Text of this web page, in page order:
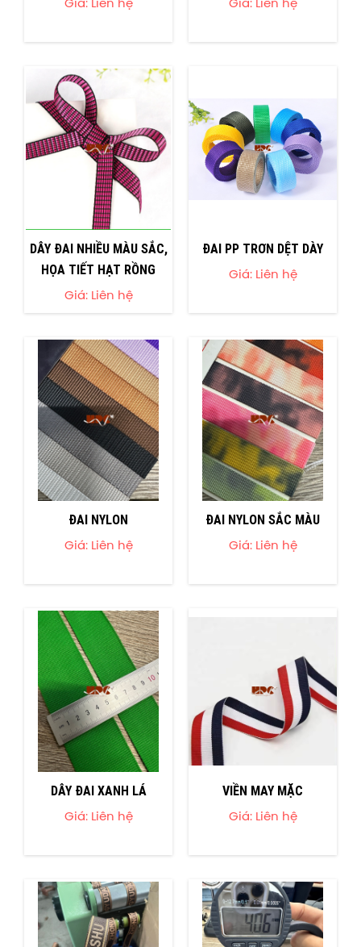
Giá: Liên hệ Giá: Liên hệ
DÂY ĐAI NHIỀU MÀU SẮC,
HỌA TIẾT HẠT RỒNG
Giá: Liên hệ
ĐAI PP TRƠN DỆT DÀY
Giá: Liên hệ
ĐAI NYLON
Giá: Liên hệ
ĐAI NYLON SẮC MÀU
Giá: Liên hệ
DÂY ĐAI XANH LÁ
Giá: Liên hệ
VIỀN MAY MẶC
Giá: Liên hệ